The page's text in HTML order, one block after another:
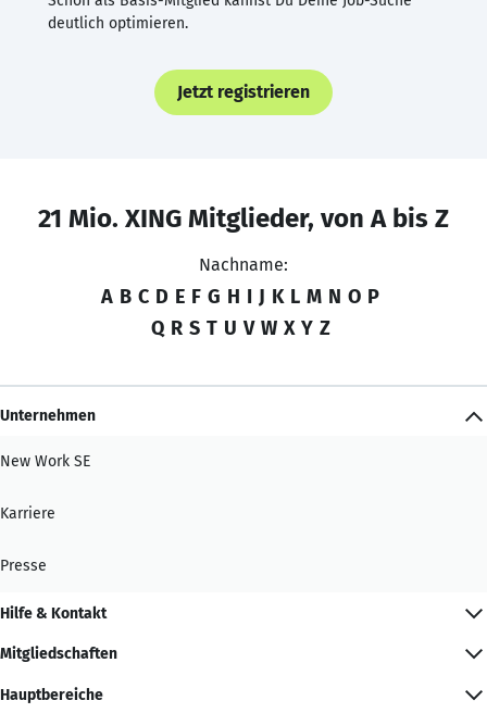
deutlich optimieren.
Jetzt registrieren
21 Mio. XING Mitglieder, von A bis Z
Nachname:
A B C D E F G H I J K L M N O P
Q R S T U V W X Y Z
Unternehmen
New Work SE
Karriere
Presse
Hilfe & Kontakt
Mitgliedschaften
Hauptbereiche